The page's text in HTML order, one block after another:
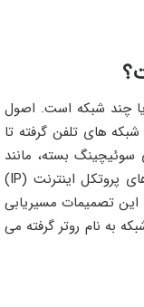
یا چند شبکه است. اصول
های تلفن گرفته تا
بسته، مانند
اینترنت، مسیریابی مسیرهایی را برای بسته‌های پروتکل اینترنت (IP)
این تصمیمات مسیریابی
به نام روتر گرفته می